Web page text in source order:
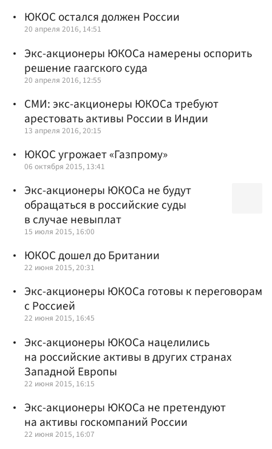
ЮКОС остался должен России
20 апреля 2016, 14:51
Экс-акционеры ЮКОСа намерены оспорить
решение гаагского суда
20 апреля 2016, 12:55
СМИ: экс-акционеры ЮКОСа требуют
арестовать активы России в Индии
13 апреля 2016, 20:15
ЮКОС угрожает «Газпрому»
06 октября 2015, 13:41
Экс-акционеры ЮКОСа не будут
обращаться в российские суды
в случае невыплат
15 июля 2015, 16:00
ЮКОС дошел до Британии
22 июня 2015, 20:31
Экс-акционеры ЮКОСа готовы к переговорам
с Россией
22 июня 2015, 16:45
Экс-акционеры ЮКОСа нацелились
на российские активы в других странах
Западной Европы
22 июня 2015, 16:15
Экс-акционеры ЮКОСа не претендуют
на активы госкомпаний России
22 июня 2015, 16:07